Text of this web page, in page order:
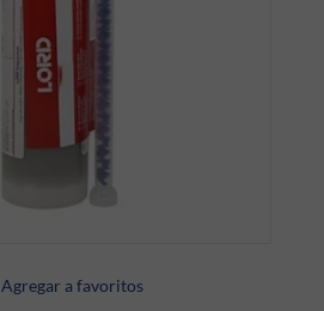
Agregar a favoritos